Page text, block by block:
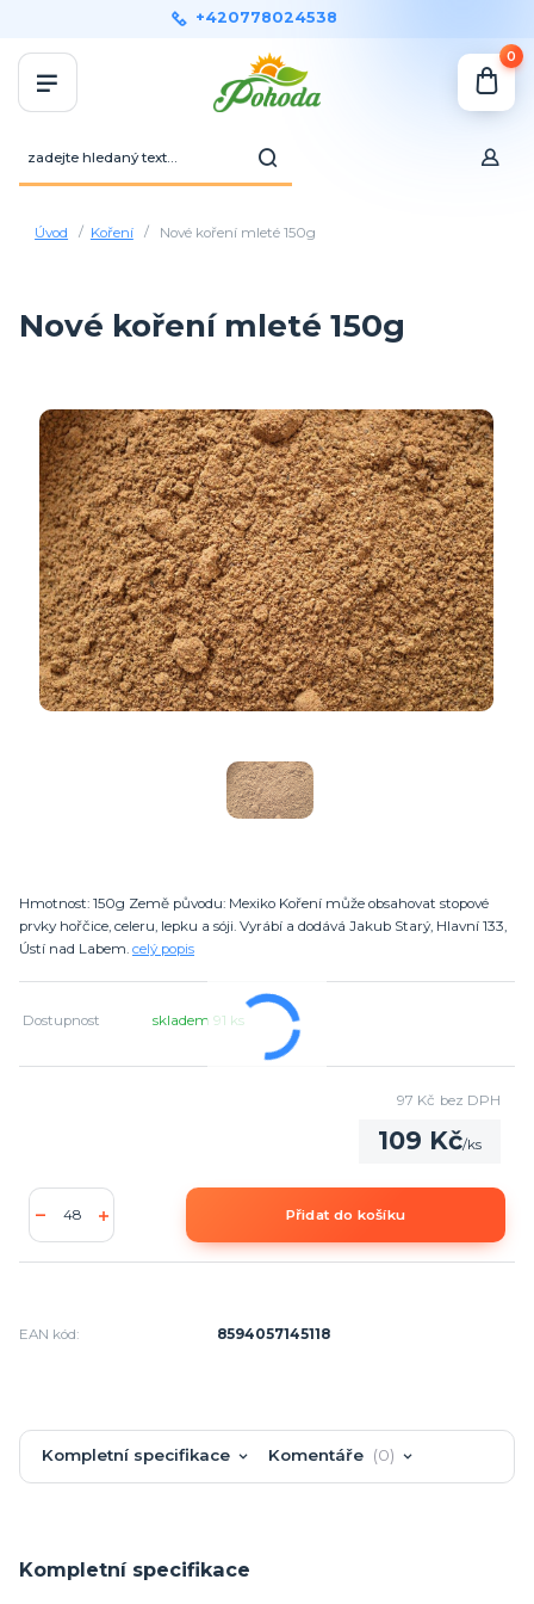
+420778024538
0
Úvod Koření Nové koření mleté 150g
Nové koření mleté 150g
Hmotnost: 150g Země původu: Mexiko Koření může obsahovat stopové
prvky hořčice, celeru, lepku a sóji. Vyrábí a dodává Jakub Starý, Hlavní 133,
Ústí nad Labem. celý popis
Dostupnost skladem 91 ks
109 Kč/ks
97 Kč bez DPH
Přidat do košíku
EAN kód: 8594057145118
Kompletní specifikace Komentáře 0
Kompletní specifikace